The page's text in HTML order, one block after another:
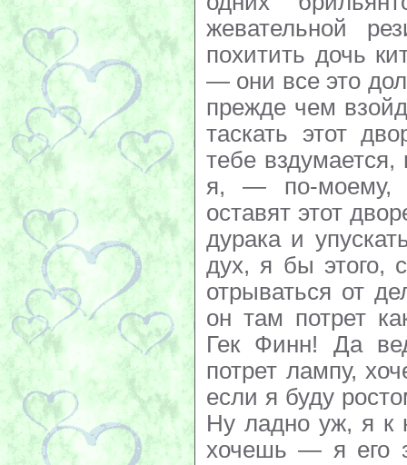
жевательной
похитить дочь
— они все это
прежде чем
таскать этот
тебе
я, — по-моему,
оставят этот
дурака и
дух, я бы этого,
отрываться от
он там потрет
Гек Финн! Да
потрет лампу,
если я буду
Ну ладно уж, я к
хочешь — я его